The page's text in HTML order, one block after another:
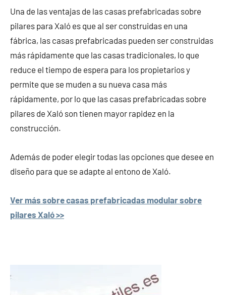
Una de las ventajas de las casas prefabricadas sobre
pilares para Xaló es que al ser construidas en una
fábrica, las casas prefabricadas pueden ser construidas
más rápidamente que las casas tradicionales, lo que
reduce el tiempo de espera para los propietarios y
permite que se muden a su nueva casa más
rápidamente, por lo que las casas prefabricadas sobre
pilares de Xaló son tienen mayor rapidez en la
construcción.
Además de poder elegir todas las opciones que desee en
diseño para que se adapte al entono de Xaló.
Ver más sobre casas prefabricadas modular sobre
pilares Xaló >>